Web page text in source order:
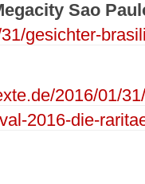
Sao
gesichter-
2016/01/
2016-die-